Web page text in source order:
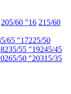
205/60 "16 215/60
65 "17225/50
235/55 "19245/45
265/50 "20315/35